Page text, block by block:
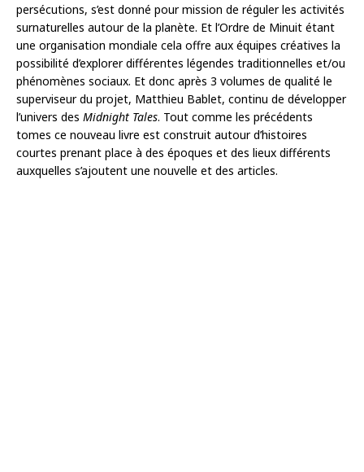
persécutions, s’est donné pour mission de réguler les activités
surnaturelles autour de la planète. Et l’Ordre de Minuit étant
une organisation mondiale cela offre aux équipes créatives la
possibilité d’explorer différentes légendes traditionnelles et/ou
phénomènes sociaux. Et donc après 3 volumes de qualité le
superviseur du projet, Matthieu Bablet, continu de développer
l’univers des Midnight Tales. Tout comme les précédents
tomes ce nouveau livre est construit autour d’histoires
courtes prenant place à des époques et des lieux différents
auxquelles s’ajoutent une nouvelle et des articles.